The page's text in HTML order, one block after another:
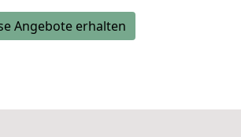
Angebote erhalten